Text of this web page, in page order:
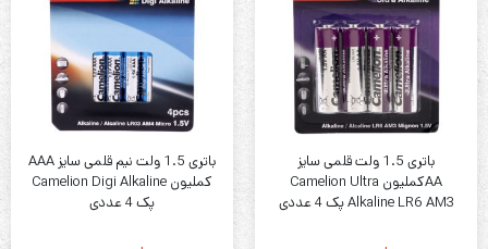
باتری 1.5 ولت قلمی سایز
AAکملیون Camelion Ultra
Alkaline LR6 AM3 پک 4 عددی
باتری 1.5 ولت نیم قلمی سایز AAA
کملیون Camelion Digi Alkaline
پک 4 عددی